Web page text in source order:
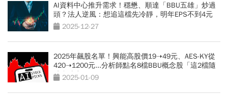
AI資料中心推升需求！穩懋、順達「BBU五雄」炒過
頭？法人逆風：想追這檔先冷靜，明年EPS不到4元
2025-12-27
2025年飆股名單！興能高股價19➝49元、AES-KY從
420➝1200元...分析師點名8檔BBU概念股「這2檔隨
時會噴出」
2025-01-09